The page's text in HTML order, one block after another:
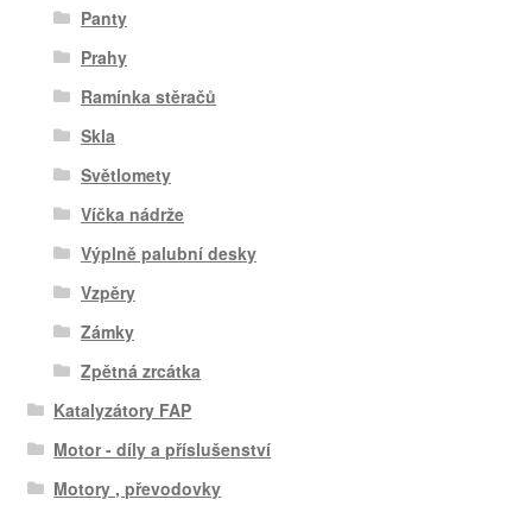
Panty
Prahy
Ramínka stěračů
Skla
Světlomety
Víčka nádrže
Výplně palubní desky
Vzpěry
Zámky
Zpětná zrcátka
Katalyzátory FAP
Motor - díly a příslušenství
Motory , převodovky